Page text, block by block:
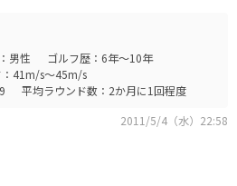
ったがロングパットも4回決めて
えます。
愛用していることもあり、打感
ョート、ロングパット共非常に
で以前のエースは短い33インチ
チの方がロングの距離感がより
男性
ゴルフ歴：6年～10年
41m/s～45m/s
平均ラウンド数：2か月に1回程度
2011/5/4（水）22:58